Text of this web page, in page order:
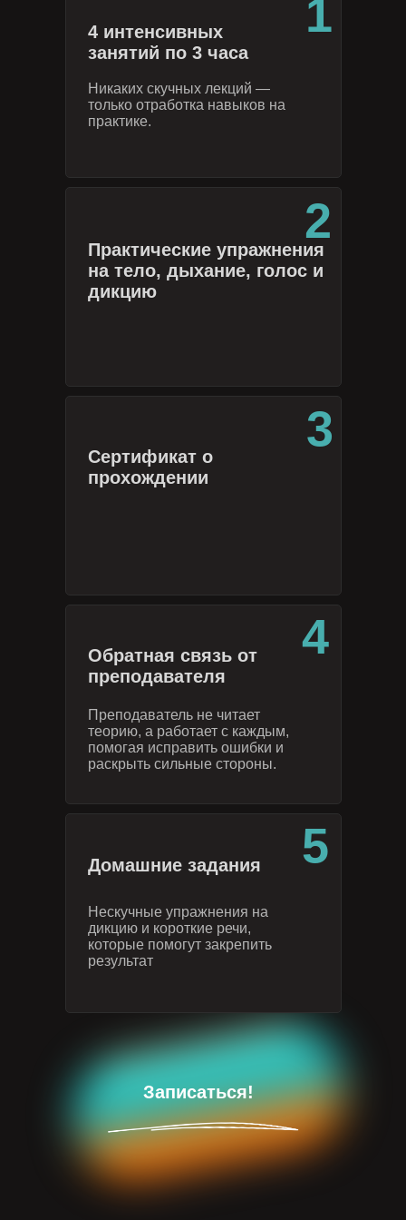
Сертификат о
прохождении
Домашние задания
Нескучные упражнения на
дикцию и короткие речи,
которые помогут закрепить
результат
Обратная связь от
преподавателя
Преподаватель не читает
теорию, а работает с каждым,
помогая исправить ошибки и
раскрыть сильные стороны.
Практические упражнения
на тело, дыхание, голос и
дикцию
3
2
1
5
4
4 интенсивных
занятий по 3 часа
Никаких скучных лекций —
только отработка навыков на
практике.
Записаться!